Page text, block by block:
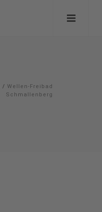
/ Wellen-Freibad
Schmallenberg